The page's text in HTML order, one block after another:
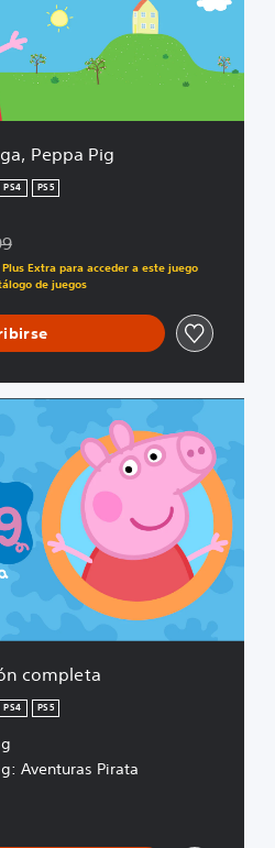
Peppa Pig
PS4 PS5
del precio original de US$39.99
Extra para acceder a este juego
de juegos
completa
PS4 PS5
Aventuras Pirata